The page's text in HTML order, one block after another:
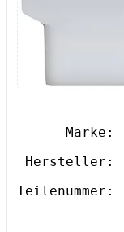
Marke:
Hersteller:
Teilenummer: